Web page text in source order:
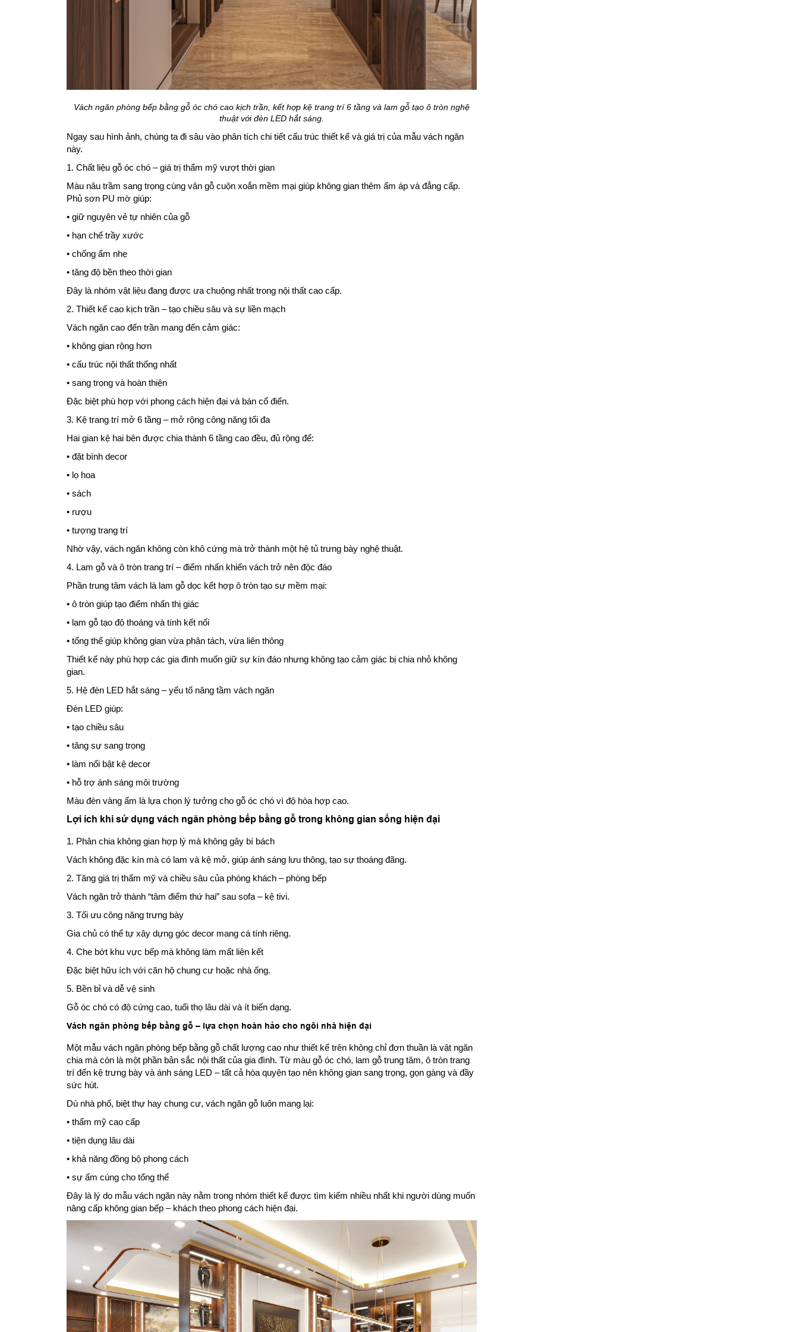
Vách ngăn phòng bếp bằng gỗ óc chó cao kịch trần, kết hợp kệ trang trí 6 tầng và lam gỗ tạo ô tròn nghệ
thuật với đèn LED hắt sáng.
Ngay sau hình ảnh, chúng ta đi sâu vào phân tích chi tiết cấu trúc thiết kế và giá trị của mẫu vách ngăn
này.
1. Chất liệu gỗ óc chó – giá trị thẩm mỹ vượt thời gian
Màu nâu trầm sang trọng cùng vân gỗ cuộn xoắn mềm mại giúp không gian thêm ấm áp và đẳng cấp.
Phủ sơn PU mờ giúp:
• giữ nguyên vẻ tự nhiên của gỗ
• hạn chế trầy xước
• chống ẩm nhẹ
• tăng độ bền theo thời gian
Đây là nhóm vật liệu đang được ưa chuộng nhất trong nội thất cao cấp.
2. Thiết kế cao kịch trần – tạo chiều sâu và sự liền mạch
Vách ngăn cao đến trần mang đến cảm giác:
• không gian rộng hơn
• cấu trúc nội thất thống nhất
• sang trọng và hoàn thiện
Đặc biệt phù hợp với phong cách hiện đại và bán cổ điển.
3. Kệ trang trí mở 6 tầng – mở rộng công năng tối đa
Hai gian kệ hai bên được chia thành 6 tầng cao đều, đủ rộng để:
• đặt bình decor
• lọ hoa
• sách
• rượu
• tượng trang trí
Nhờ vậy, vách ngăn không còn khô cứng mà trở thành một hệ tủ trưng bày nghệ thuật.
4. Lam gỗ và ô tròn trang trí – điểm nhấn khiến vách trở nên độc đáo
Phần trung tâm vách là lam gỗ dọc kết hợp ô tròn tạo sự mềm mại:
• ô tròn giúp tạo điểm nhấn thị giác
• lam gỗ tạo độ thoáng và tính kết nối
• tổng thể giúp không gian vừa phân tách, vừa liên thông
Thiết kế này phù hợp các gia đình muốn giữ sự kín đáo nhưng không tạo cảm giác bị chia nhỏ không
gian.
5. Hệ đèn LED hắt sáng – yếu tố nâng tầm vách ngăn
Đèn LED giúp:
• tạo chiều sâu
• tăng sự sang trọng
• làm nổi bật kệ decor
• hỗ trợ ánh sáng môi trường
Màu đèn vàng ấm là lựa chọn lý tưởng cho gỗ óc chó vì độ hòa hợp cao.
Lợi ích khi sử dụng vách ngăn phòng bếp bằng gỗ trong không gian sống hiện đại
1. Phân chia không gian hợp lý mà không gây bí bách
Vách không đặc kín mà có lam và kệ mở, giúp ánh sáng lưu thông, tạo sự thoáng đãng.
2. Tăng giá trị thẩm mỹ và chiều sâu của phòng khách – phòng bếp
Vách ngăn trở thành “tâm điểm thứ hai” sau sofa – kệ tivi.
3. Tối ưu công năng trưng bày
Gia chủ có thể tự xây dựng góc decor mang cá tính riêng.
4. Che bớt khu vực bếp mà không làm mất liên kết
Đặc biệt hữu ích với căn hộ chung cư hoặc nhà ống.
5. Bền bỉ và dễ vệ sinh
Gỗ óc chó có độ cứng cao, tuổi thọ lâu dài và ít biến dạng.
Vách ngăn phòng bếp bằng gỗ – lựa chọn hoàn hảo cho ngôi nhà hiện đại
Một mẫu vách ngăn phòng bếp bằng gỗ chất lượng cao như thiết kế trên không chỉ đơn thuần là vật ngăn
chia mà còn là một phần bản sắc nội thất của gia đình. Từ màu gỗ óc chó, lam gỗ trung tâm, ô tròn trang
trí đến kệ trưng bày và ánh sáng LED – tất cả hòa quyện tạo nên không gian sang trọng, gọn gàng và đầy
sức hút.
Dù nhà phố, biệt thự hay chung cư, vách ngăn gỗ luôn mang lại:
• thẩm mỹ cao cấp
• tiện dụng lâu dài
• khả năng đồng bộ phong cách
• sự ấm cúng cho tổng thể
Đây là lý do mẫu vách ngăn này nằm trong nhóm thiết kế được tìm kiếm nhiều nhất khi người dùng muốn
nâng cấp không gian bếp – khách theo phong cách hiện đại.